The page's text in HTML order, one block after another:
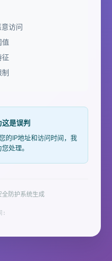
访问
值
征
制
是误判
的IP地址和访问时间，我
处理。
全防护系统生成
: